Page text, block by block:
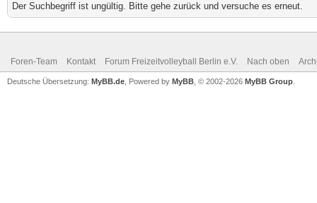
Der Suchbegriff ist ungültig. Bitte gehe zurück und versuche es erneut.
Foren-Team Kontakt Forum Freizeitvolleyball Berlin e.V. Nach oben
Deutsche Übersetzung: MyBB.de , Powered by MyBB , © 2002-2026 MyBB Group